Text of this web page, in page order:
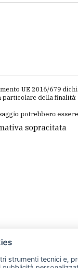
UE 2016/679
particolare della finalità:
potrebbero
sopracitata
- E-mail:
strumenti tecnici e,